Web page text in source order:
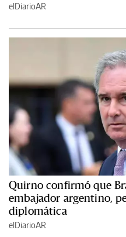
elDiarioAR
Quirno confirmó que
embajador argentino,
diplomática
elDiarioAR